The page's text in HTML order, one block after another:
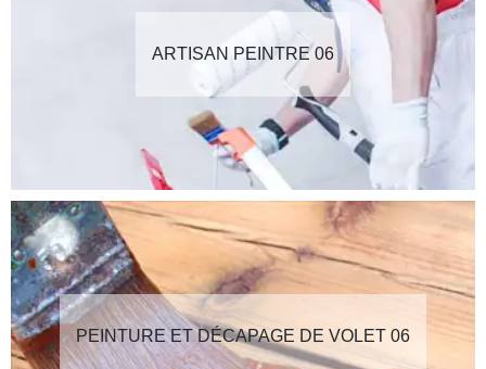
ARTISAN PEINTRE 06
PEINTURE ET DÉCAPAGE DE VOLET 06